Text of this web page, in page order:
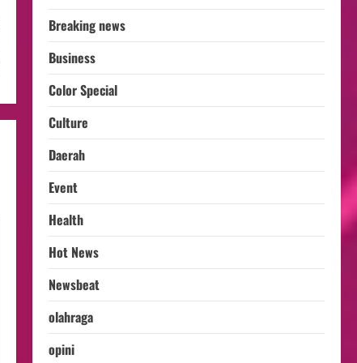
Breaking news
Business
Color Special
Culture
Daerah
Event
Health
Hot News
Newsbeat
olahraga
opini